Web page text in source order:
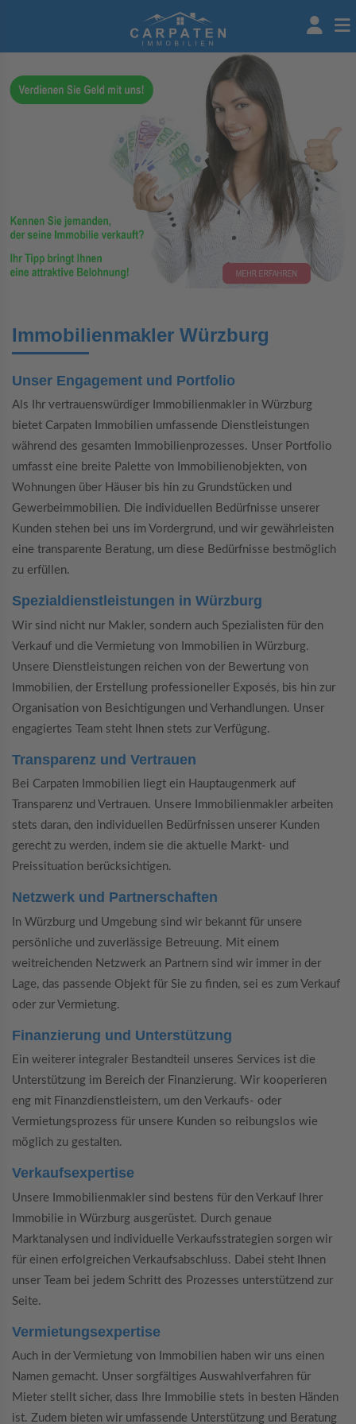
Immobilienmakler Würzburg
Unser Engagement und Portfolio
Als Ihr vertrauenswürdiger Immobilienmakler in Würzburg
bietet Carpaten Immobilien umfassende Dienstleistungen
während des gesamten Immobilienprozesses. Unser Portfolio
umfasst eine breite Palette von Immobilienobjekten, von
Wohnungen über Häuser bis hin zu Grundstücken und
Gewerbeimmobilien. Die individuellen Bedürfnisse unserer
Kunden stehen bei uns im Vordergrund, und wir gewährleisten
eine transparente Beratung, um diese Bedürfnisse bestmöglich
zu erfüllen.
Spezialdienstleistungen in Würzburg
Wir sind nicht nur Makler, sondern auch Spezialisten für den
Verkauf und die Vermietung von Immobilien in Würzburg.
Unsere Dienstleistungen reichen von der Bewertung von
Immobilien, der Erstellung professioneller Exposés, bis hin zur
Organisation von Besichtigungen und Verhandlungen. Unser
engagiertes Team steht Ihnen stets zur Verfügung.
Transparenz und Vertrauen
Bei Carpaten Immobilien liegt ein Hauptaugenmerk auf
Transparenz und Vertrauen. Unsere Immobilienmakler arbeiten
stets daran, den individuellen Bedürfnissen unserer Kunden
gerecht zu werden, indem sie die aktuelle Markt- und
Preissituation berücksichtigen.
Netzwerk und Partnerschaften
In Würzburg und Umgebung sind wir bekannt für unsere
persönliche und zuverlässige Betreuung. Mit einem
weitreichenden Netzwerk an Partnern sind wir immer in der
Lage, das passende Objekt für Sie zu finden, sei es zum Verkauf
oder zur Vermietung.
Finanzierung und Unterstützung
Ein weiterer integraler Bestandteil unseres Services ist die
Unterstützung im Bereich der Finanzierung. Wir kooperieren
eng mit Finanzdienstleistern, um den Verkaufs- oder
Vermietungsprozess für unsere Kunden so reibungslos wie
möglich zu gestalten.
Verkaufsexpertise
Unsere Immobilienmakler sind bestens für den Verkauf Ihrer
Immobilie in Würzburg ausgerüstet. Durch genaue
Marktanalysen und individuelle Verkaufsstrategien sorgen wir
für einen erfolgreichen Verkaufsabschluss. Dabei steht Ihnen
unser Team bei jedem Schritt des Prozesses unterstützend zur
Seite.
Vermietungsexpertise
Auch in der Vermietung von Immobilien haben wir uns einen
Namen gemacht. Unser sorgfältiges Auswahlverfahren für
Mieter stellt sicher, dass Ihre Immobilie stets in besten Händen
ist. Zudem bieten wir umfassende Unterstützung und Beratung